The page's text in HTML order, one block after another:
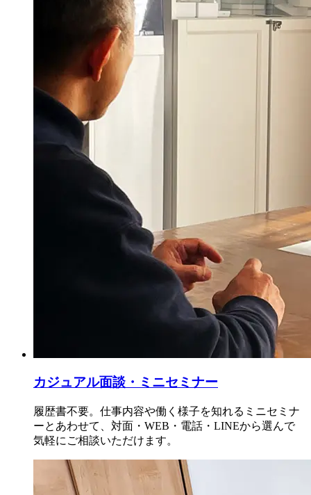
カジュアル面談・ミニセミナー
履歴書不要。仕事内容や働く様子を知れるミニセミナ
ーとあわせて、対面・WEB・電話・LINEから選んで
気軽にご相談いただけます。